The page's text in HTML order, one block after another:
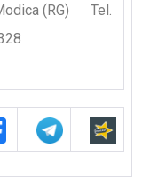
(RG) Tel.